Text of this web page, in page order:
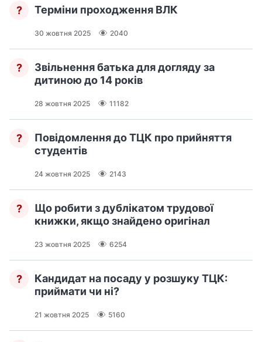
? Терміни проходження ВЛК
30 жовтня 2025 2040
?
Звільнення батька для догляду за
дитиною до 14 років
28 жовтня 2025 11182
?
Повідомлення до ТЦК про прийняття
студентів
24 жовтня 2025 2143
?
Що робити з дублікатом трудової
книжки, якщо знайдено оригінал
23 жовтня 2025 6254
?
Кандидат на посаду у розшуку ТЦК:
приймати чи ні?
21 жовтня 2025 5160